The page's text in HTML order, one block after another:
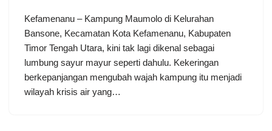
Kefamenanu – Kampung Maumolo di Kelurahan
Bansone, Kecamatan Kota Kefamenanu, Kabupaten
Timor Tengah Utara, kini tak lagi dikenal sebagai
lumbung sayur mayur seperti dahulu. Kekeringan
berkepanjangan mengubah wajah kampung itu menjadi
wilayah krisis air yang…